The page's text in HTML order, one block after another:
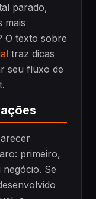
parado,
mais
O texto sobre
traz dicas
seu fluxo de
primeiro,
Se